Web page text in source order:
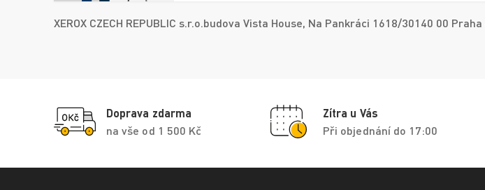
XEROX CZECH REPUBLIC s.r.o.budova Vista House, Na Pankráci 1618/30140 00
Doprava zdarma
na vše od 1 500 Kč
Zítra u Vás
Při objednání do 17:00